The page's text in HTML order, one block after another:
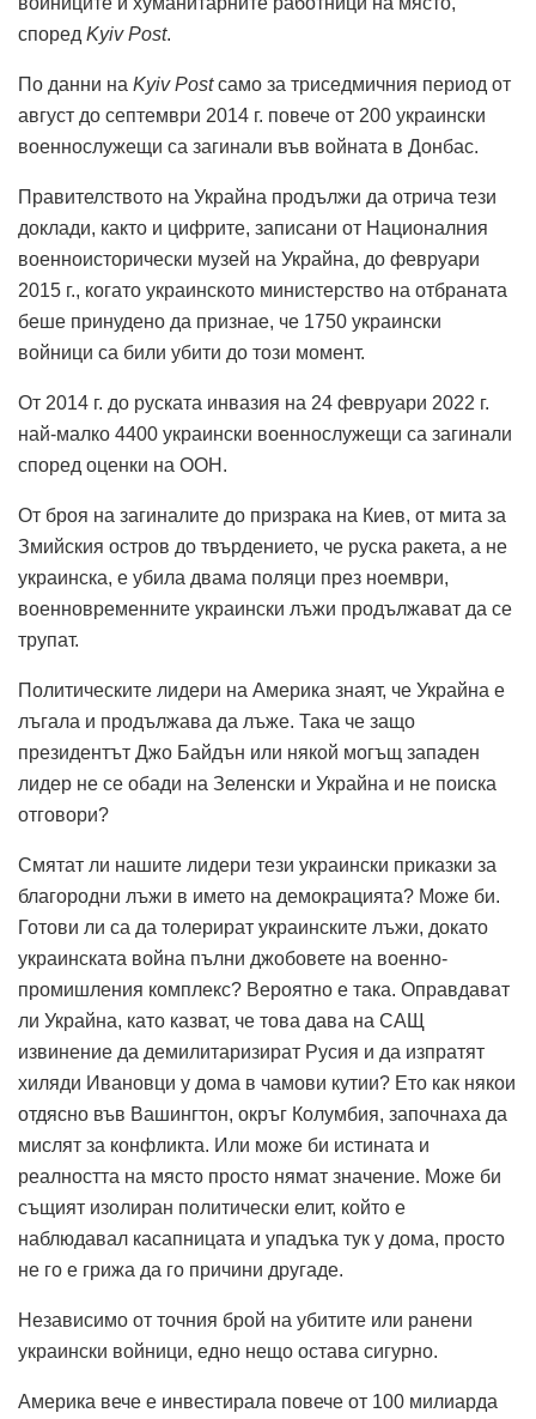
според Kyiv Post.
По данни на Kyiv Postсамо за триседмичния период от
август до септември 2014 г. повече от 200 украински
военнослужещи са загинали във войната в Донбас.
Правителството на Украйна продължи да отрича тези
доклади, както и цифрите, записани от Националния
военноисторически музей на Украйна, до февруари
2015 г., когато украинското министерство на отбраната
беше принудено да признае, че 1750 украински
войници са били убити до този момент.
От 2014 г. до руската инвазия на 24 февруари 2022 г.
най-малко 4400 украински военнослужещи са загинали
според оценки на ООН.
От броя на загиналите до призрака на Киев, от мита за
Змийския остров до твърдението, че руска ракета, а не
украинска, е убила двама поляци през ноември,
военновременните украински лъжи продължават да се
трупат.
Политическите лидери на Америка знаят, че Украйна е
лъгала и продължава да лъже. Така че защо
президентът Джо Байдън или някой могъщ западен
лидер не се обади на Зеленски и Украйна и не поиска
отговори?
Смятат ли нашите лидери тези украински приказки за
благородни лъжи в името на демокрацията? Може би.
Готови ли са да толерират украинските лъжи, докато
украинската война пълни джобовете на военно-
промишления комплекс? Вероятно е така. Оправдават
ли Украйна, като казват, че това дава на САЩ
извинение да демилитаризират Русия и да изпратят
хиляди Ивановци у дома в чамови кутии? Ето как някои
отдясно във Вашингтон, окръг Колумбия, започнаха да
мислят за конфликта. Или може би истината и
реалността на място просто нямат значение. Може би
същият изолиран политически елит, който е
наблюдавал касапницата и упадъка тук у дома, просто
не го е грижа да го причини другаде.
Независимо от точния брой на убитите или ранени
украински войници, едно нещо остава сигурно.
Америка вече е инвестирала повече от 100 милиарда